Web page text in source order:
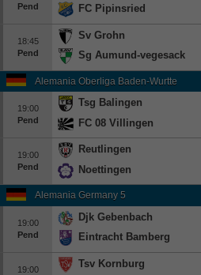
Pend
FC Pipinsried
18:45
Pend
Sv Grohn
Sg Aumund-vegesack
Alemania Oberliga Baden-Wurttemberg
19:00
Pend
Tsg Balingen
FC 08 Villingen
19:00
Pend
Reutlingen
Noettingen
Alemania Germany 5
19:00
Pend
Djk Gebenbach
Eintracht Bamberg
19:00
Tsv Kornburg